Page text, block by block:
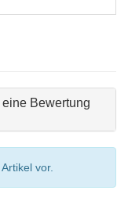
Bewertung
vor.